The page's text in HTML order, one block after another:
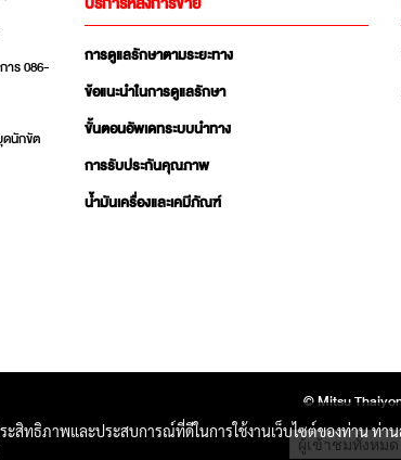
าร 086-
ดนักขัต
การดูแลรักษาตามระยะทาง
ข้อแนะนำในการดูแลรักษา
ขั้นตอนอัพเดทระบบนำทาง
การรับประกันคุณภาพ
น้ำมันเครื่องและเคมีภัณฑ์
© Mitsu
ผู้เข้าชมวันนี้
ะสิทธิภาพและประสบการณ์ที่ดีในการใช้งานเว็บไซต์ของท่าน ท่า